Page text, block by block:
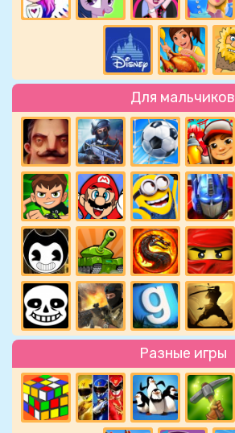
Для мальчиков
Разные игры